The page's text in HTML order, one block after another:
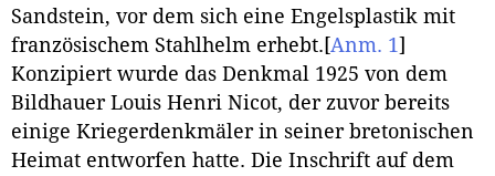
Sandstein, vor dem sich eine Engelsplastik mit
französischem Stahlhelm erhebt. [Anm. 1]
Konzipiert wurde das Denkmal 1925 von dem
Bildhauer Louis Henri Nicot, der zuvor bereits
einige Kriegerdenkmäler in seiner bretonischen
Heimat entworfen hatte. Die Inschrift auf dem